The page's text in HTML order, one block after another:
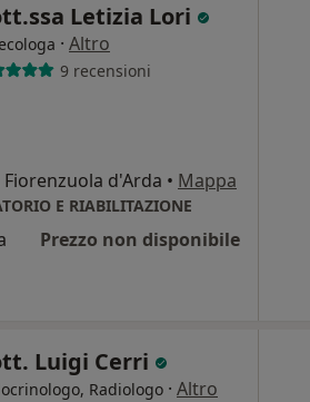
Letizia Lori
· Altro
9 recensioni
Fiorenzuola d'Arda • Mappa
E RIABILITAZIONE
Prezzo non disponibile
Luigi Cerri
Radiologo · Altro